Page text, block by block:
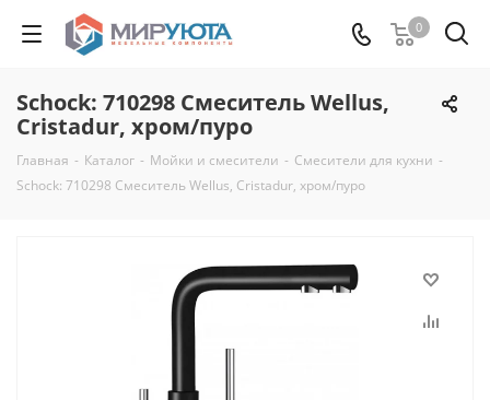
0
Schock: 710298 Смеситель Wellus,
Cristadur, хром/пуро
Главная - Каталог - Мойки и смесители - Смесители для кухни -
Schock: 710298 Смеситель Wellus, Cristadur, хром/пуро